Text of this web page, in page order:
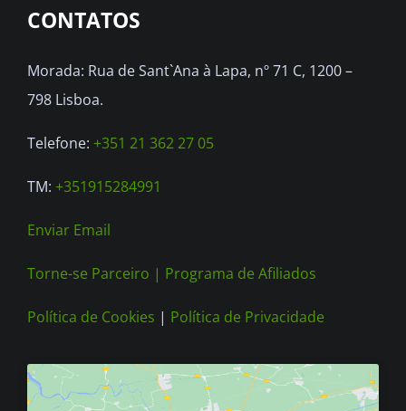
CONTATOS
Morada: Rua de Sant`Ana à Lapa, nº 71 C, 1200 –
798 Lisboa.
Telefone: +351 21 362 27 05
TM: +351915284991
Enviar Email
Torne-se Parceiro | Programa de Afiliados
Política de Cookies | Política de Privacidade